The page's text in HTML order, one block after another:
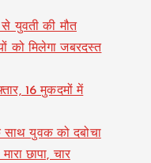
युवती की मौत
को मिलेगा जबरदस्त
16 मुकदमों में
युवक को दबोचा
छापा, चार